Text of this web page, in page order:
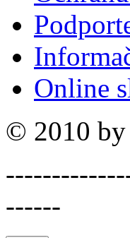
Online
© 2010 by
------